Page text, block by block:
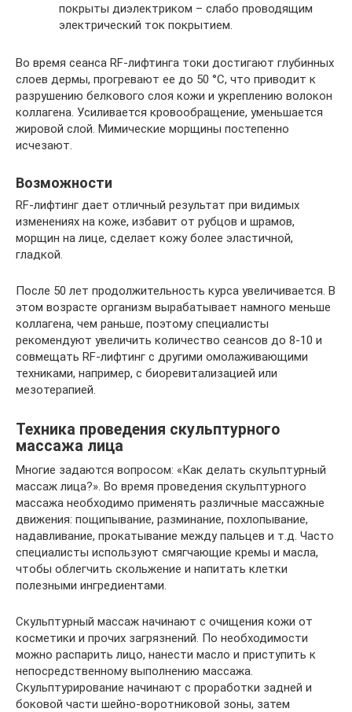
покрыты диэлектриком – слабо проводящим
электрический ток покрытием.
Во время сеанса RF-лифтинга токи достигают глубинных
слоев дермы, прогревают ее до 50 °C, что приводит к
разрушению белкового слоя кожи и укреплению волокон
коллагена. Усиливается кровообращение, уменьшается
жировой слой. Мимические морщины постепенно
исчезают.
Возможности
RF-лифтинг дает отличный результат при видимых
изменениях на коже, избавит от рубцов и шрамов,
морщин на лице, сделает кожу более эластичной,
гладкой.
После 50 лет продолжительность курса увеличивается. В
этом возрасте организм вырабатывает намного меньше
коллагена, чем раньше, поэтому специалисты
рекомендуют увеличить количество сеансов до 8-10 и
совмещать RF-лифтинг с другими омолаживающими
техниками, например, с биоревитализацией или
мезотерапией.
Техника проведения скульптурного
массажа лица
Многие задаются вопросом: «Как делать скульптурный
массаж лица?». Во время проведения скульптурного
массажа необходимо применять различные массажные
движения: пощипывание, разминание, похлопывание,
надавливание, прокатывание между пальцев и т.д. Часто
специалисты используют смягчающие кремы и масла,
чтобы облегчить скольжение и напитать клетки
полезными ингредиентами.
Скульптурный массаж начинают с очищения кожи от
косметики и прочих загрязнений. По необходимости
можно распарить лицо, нанести масло и приступить к
непосредственному выполнению массажа.
Скульптурирование начинают с проработки задней и
боковой части шейно-воротниковой зоны, затем